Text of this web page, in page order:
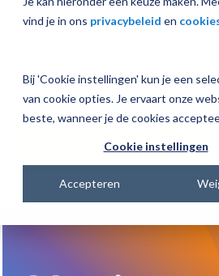
vind je in ons privacybeleid en
Bij 'Cookie instellingen' kun je een
van cookie opties. Je ervaart onze
beste, wanneer je de cookies
Cookie instellingen
Accepteren
medewerker
bent: met deze aflevering weet
veranderingen voor jou relevant
Start direct met kijken